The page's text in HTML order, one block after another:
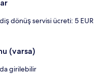
dönüş servisi ücreti: 5 EUR
(varsa)
girilebilir